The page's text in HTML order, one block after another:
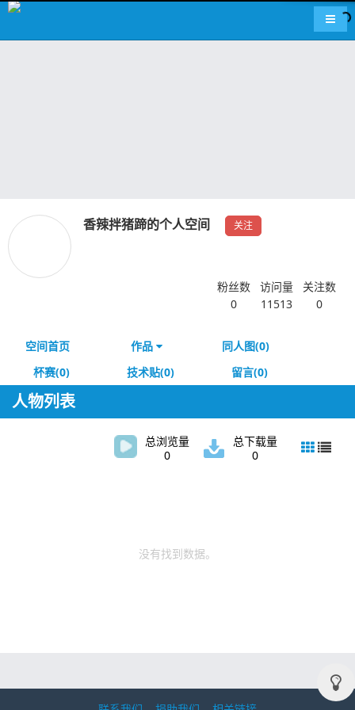
导航
香辣拌猪蹄的个人空间 关注
粉丝数
0
访问量
11513
关注数
0
空间首页 作品
同人图(0)
杯赛(0)
技术贴(0) 留言(0)
人物列表
总浏览量
0
总下载量
0
没有找到数据。